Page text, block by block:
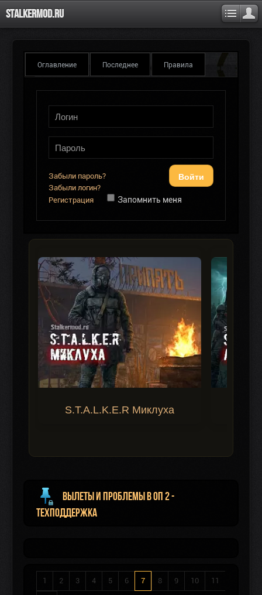
Stalkermod.ru
Оглавление Последнее Правила
Войти
Забыли пароль?
Забыли логин?
Регистрация
Запомнить меня
S.T.A.L.K.E.R Миклуха
Вылеты и проблемы в ОП 2 -
Техподдержка
1 2 3 4 5 6 7 8 9 10 11